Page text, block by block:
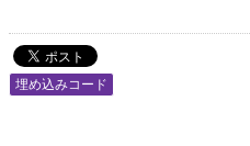
埋め込みコード